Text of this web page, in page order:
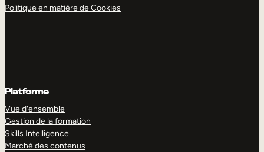
Politique en matière de Cookies
Platforme
Vue d’ensemble
Gestion de la formation
Skills Intelligence
Marché des contenus